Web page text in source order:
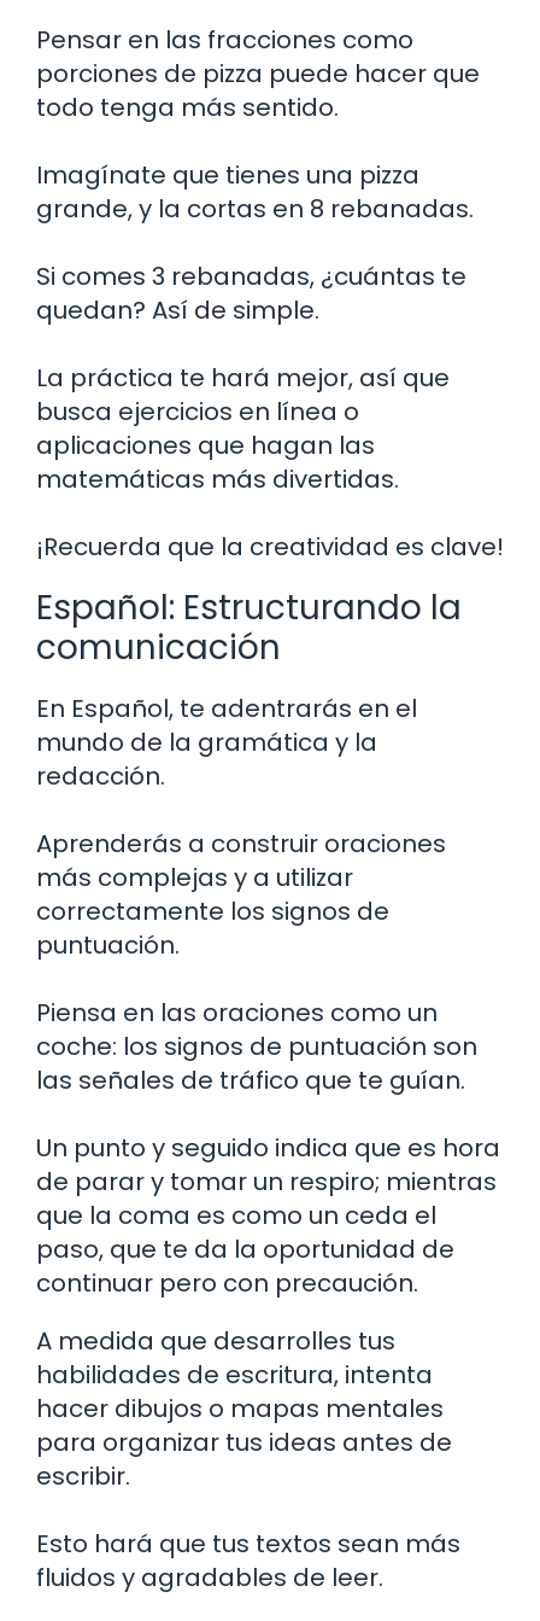
Pensar en las fracciones como
porciones de pizza puede hacer que
todo tenga más sentido.
Imagínate que tienes una pizza
grande, y la cortas en 8 rebanadas.
Si comes 3 rebanadas, ¿cuántas te
quedan? Así de simple.
La práctica te hará mejor, así que
busca ejercicios en línea o
aplicaciones que hagan las
matemáticas más divertidas.
¡Recuerda que la creatividad es clave!
Español: Estructurando la
comunicación
En Español, te adentrarás en el
mundo de la gramática y la
redacción.
Aprenderás a construir oraciones
más complejas y a utilizar
correctamente los signos de
puntuación.
Piensa en las oraciones como un
coche: los signos de puntuación son
las señales de tráfico que te guían.
Un punto y seguido indica que es hora
de parar y tomar un respiro; mientras
que la coma es como un ceda el
paso, que te da la oportunidad de
continuar pero con precaución.
A medida que desarrolles tus
habilidades de escritura, intenta
hacer dibujos o mapas mentales
para organizar tus ideas antes de
escribir.
Esto hará que tus textos sean más
fluidos y agradables de leer.